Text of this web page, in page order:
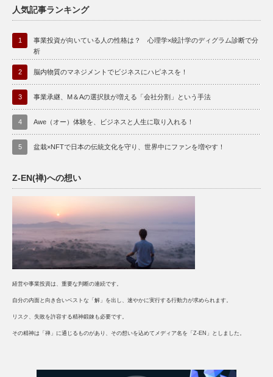
人気記事ランキング
1
事業投資が向いている人の性格は？ 心理学×統計学のディグラム診断で分
析
2 脳内物質のマネジメントでビジネスにハピネスを！
3 事業承継、M＆Aの選択肢が増える「会社分割」という手法
4 Awe（オー）体験を、ビジネスと人生に取り入れる！
5 盆栽×NFTで日本の伝統文化を守り、世界中にファンを増やす！
Z-EN(禅)への想い
経営や事業投資は、重要な判断の連続です。
自分の内面と向き合いベストな「解」を出し、速やかに実行する行動力が求められます。
リスク、失敗を許容する精神鍛錬も必要です。
その精神は「禅」に通じるものがあり、その想いを込めてメディア名を「Z-EN」としました。